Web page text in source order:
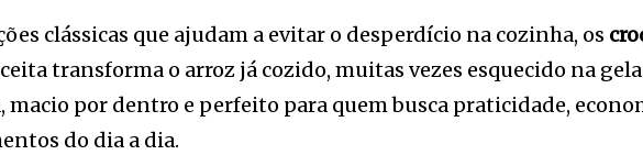
clássicas que ajudam a evitar o desperdício na cozinha, os
transforma o arroz já cozido, muitas vezes esquecido na
macio por dentro e perfeito para quem busca praticidade,
do dia a dia.